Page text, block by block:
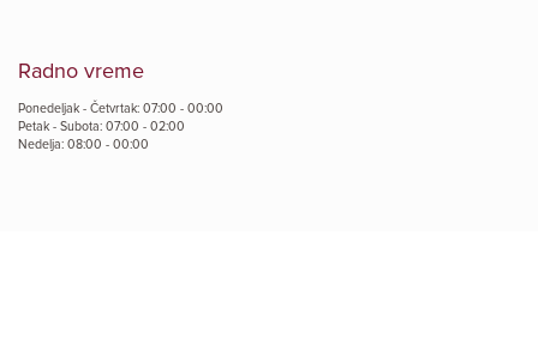
Radno vreme
Ponedeljak - Četvrtak: 07:00 - 00:00
Petak - Subota: 07:00 - 02:00
Nedelja: 08:00 - 00:00